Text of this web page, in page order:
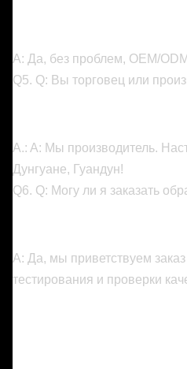
A: Да, без проблем, OEM/
Q5. Q: Вы торговец или
A.: A: Мы производитель.
Дунгуане, Гуандун!
Q6. Q: Могу ли я заказать
A: Да, мы приветствуем
тестирования и проверки